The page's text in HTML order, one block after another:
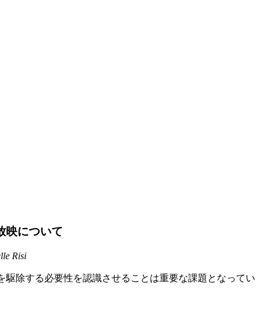
映について
Risi
除する必要性を認識させることは重要な課題となってい